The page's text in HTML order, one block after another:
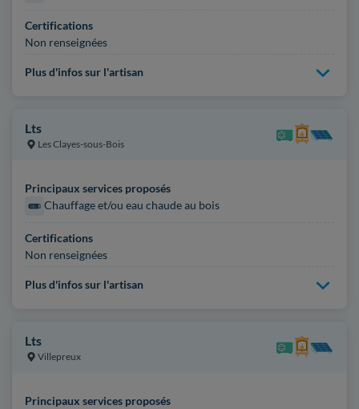
Certifications
Non renseignées
Plus d'infos sur l'artisan
Lts
Les Clayes-sous-Bois
Principaux services proposés
Chauffage et/ou eau chaude au bois
Certifications
Non renseignées
Plus d'infos sur l'artisan
Lts
Villepreux
Principaux services proposés